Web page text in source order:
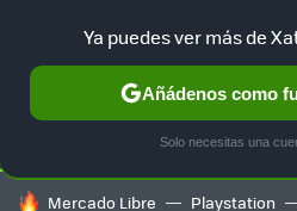
SELECCIÓN GAMING HOME
HOY SE HABLA DE
Mercado Libre Playstation
Ya puedes ver más de
Añádenos como
Solo necesitas una